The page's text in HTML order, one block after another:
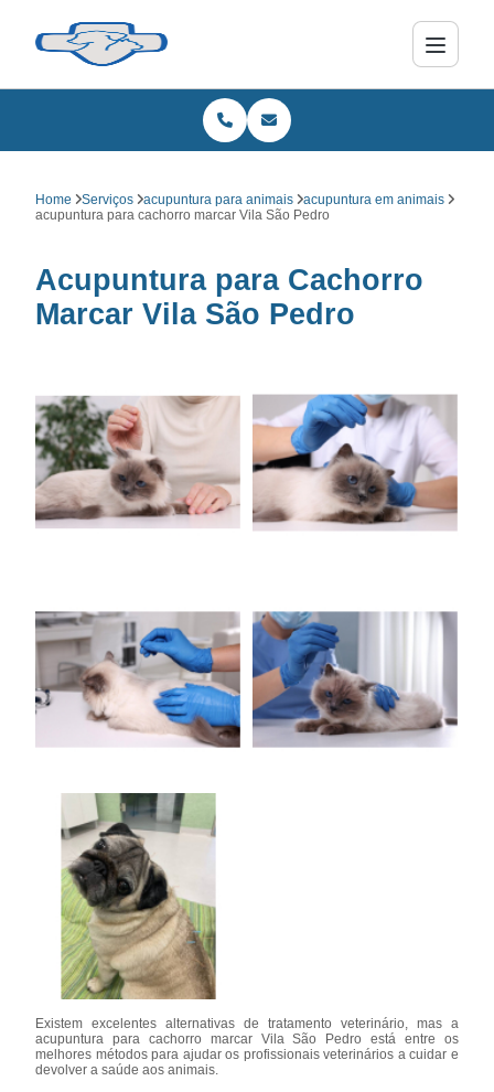
Home Serviços acupuntura para animais
acupuntura em animais
acupuntura para cachorro marcar Vila São Pedro
Acupuntura para Cachorro
Marcar Vila São Pedro
Existem excelentes alternativas de tratamento veterinário, mas a
acupuntura para cachorro marcar Vila São Pedro está entre os
melhores métodos para ajudar os profissionais veterinários a cuidar e
devolver a saúde aos animais.